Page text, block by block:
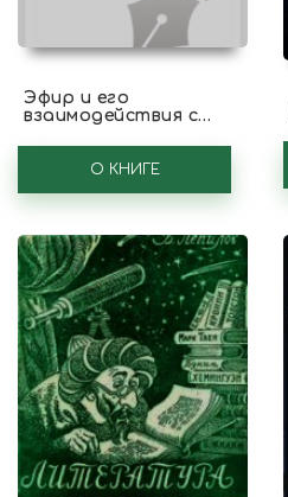
Эфир и его
взаимодействия с
О КНИГЕ